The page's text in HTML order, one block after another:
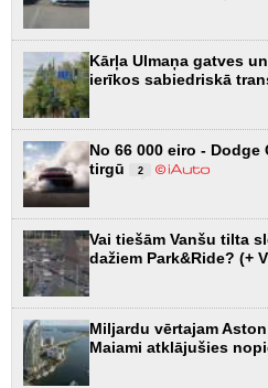
Kārļa Ulmaņa gatves
ierīkos sabiedriskā
No 66 000 eiro -
tirgū
2
Vai tiešām Vanšu tilta
dažiem Park&Ride? (+
Miljardu vērtajam
Maiami atklājušies